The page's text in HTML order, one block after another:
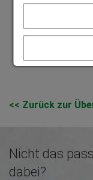
<< Zurück zur
Nicht das
dabei?